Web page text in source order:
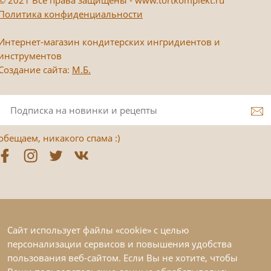
конфиденциальности
магазин кондитерских ингридиентов и
сайта: М.Б.
никакого спама :)
Сайт использует файлы «cookie» с целью
персонализации сервисов и повышения удобства
пользования веб-сайтом. Если Вы не хотите, чтобы